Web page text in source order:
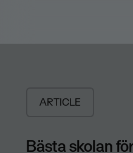
ARTICLE
Bästa skolan